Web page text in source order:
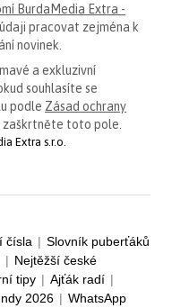
BurdaMedia Extra -
pracovat zejména k
novinek.
a exkluzivní
souhlasíte se
podle Zásad ochrany
zaškrtněte toto pole.
Extra s.r.o.
čísla | Slovník puberťáků
| Nejtěžší české
tipy | Ajťák radí |
2026 | WhatsApp